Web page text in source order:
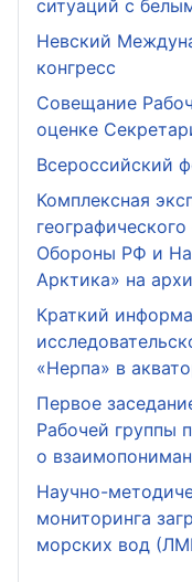
ситуаций с
Невский
конгресс
Совещание
оценке
Всероссийский
Комплексная
Обороны РФ и
Арктика» на
Краткий
«Нерпа» в
Первое
Рабочей группы
о
Научно-
мониторинга
морских вод